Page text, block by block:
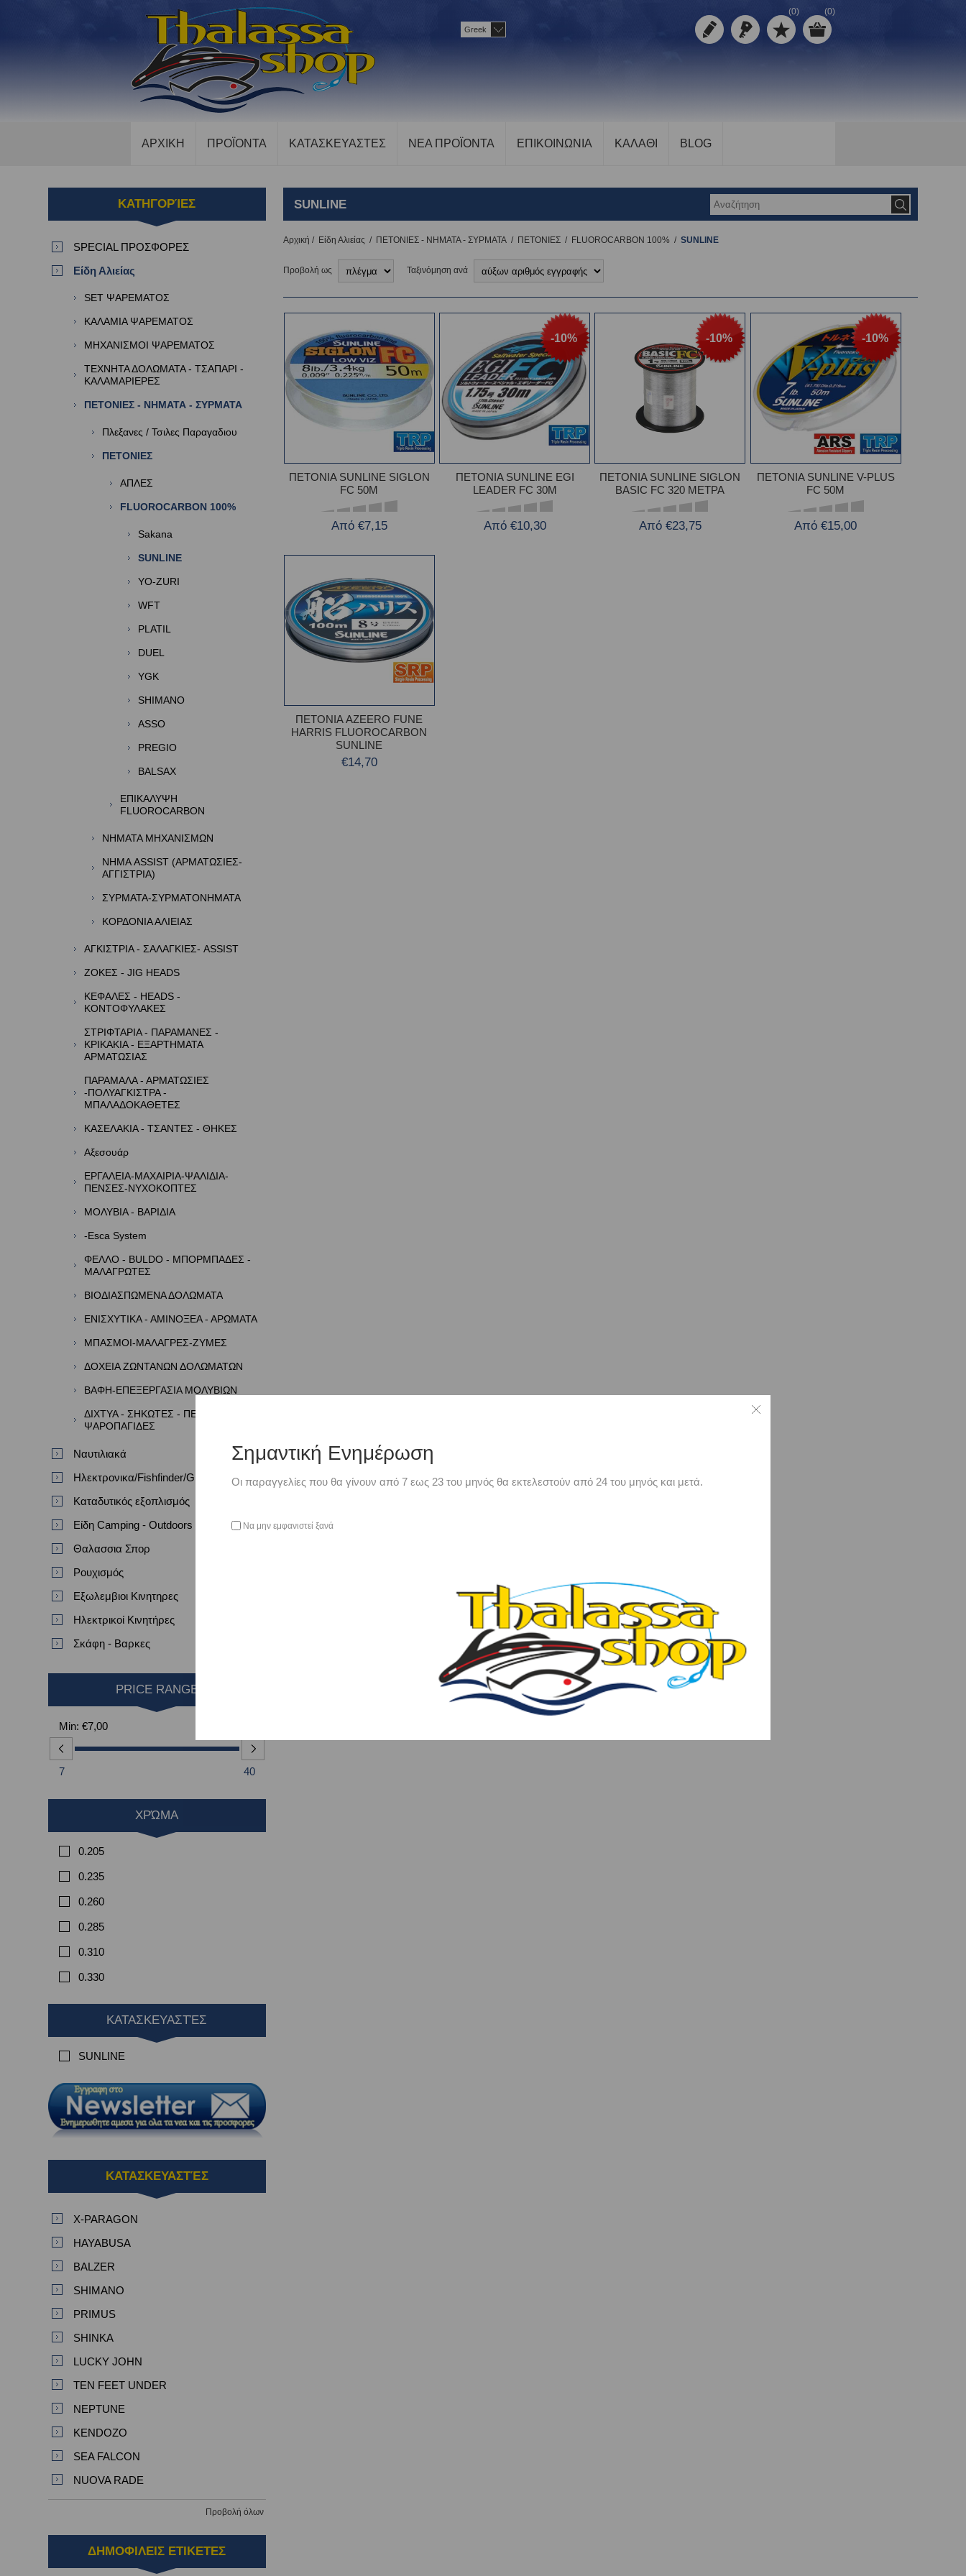
(0) (0)
Greek
ΑΡΧΙΚΗ ΠΡΟΪΟΝΤΑ ΚΑΤΑΣΚΕΥΑΣΤΕΣ ΝΕΑ ΠΡΟΪΟΝΤΑ ΕΠΙΚΟΙΝΩΝΙΑ ΚΑΛΑΘΙ BLOG
SUNLINE
Αρχική / Είδη Αλιείας / ΠΕΤΟΝΙΕΣ - ΝΗΜΑΤΑ - ΣΥΡΜΑΤΑ / ΠΕΤΟΝΙΕΣ / FLUOROCARBON 100% / SUNLINE
Προβολή ως Ταξινόμηση ανά
ΠΕΤΟΝΙΑ SUNLINE SIGLON
FC 50M
Από €7,15
-10%
ΠΕΤΟΝΙΑ SUNLINE EGI
LEADER FC 30M
Από €10,30
-10%
ΠΕΤΟΝΙΑ SUNLINE SIGLON
BASIC FC 320 ΜΕΤΡΑ
Από €23,75
-10%
ΠΕΤΟΝΙΑ SUNLINE V-PLUS
FC 50M
Από €15,00
ΠΕΤΟΝΙΑ AZEERO FUNE
HARRIS FLUOROCARBON
SUNLINE
€14,70
ΚΑΤΗΓΟΡΊΕΣ
SPECIAL ΠΡΟΣΦΟΡΕΣ
Είδη Αλιείας
SET ΨΑΡΕΜΑΤΟΣ
ΚΑΛΑΜΙΑ ΨΑΡΕΜΑΤΟΣ
ΜΗΧΑΝΙΣΜΟΙ ΨΑΡΕΜΑΤΟΣ
ΤΕΧΝΗΤΑ ΔΟΛΩΜΑΤΑ - ΤΣΑΠΑΡΙ -
ΚΑΛΑΜΑΡΙΕΡΕΣ
ΠΕΤΟΝΙΕΣ - ΝΗΜΑΤΑ - ΣΥΡΜΑΤΑ
Πλεξανες / Τσιλες Παραγαδιου
ΠΕΤΟΝΙΕΣ
ΑΠΛΕΣ
FLUOROCARBON 100%
Sakana
SUNLINE
YO-ZURI
WFT
PLATIL
DUEL
YGK
SHIMANO
ASSO
PREGIO
BALSAX
ΕΠΙΚΑΛΥΨΗ
FLUOROCARBON
ΝΗΜΑΤΑ ΜΗΧΑΝΙΣΜΩΝ
ΝΗΜΑ ASSIST (ΑΡΜΑΤΩΣΙΕΣ-
ΑΓΓΙΣΤΡΙΑ)
ΣΥΡΜΑΤΑ-ΣΥΡΜΑΤΟΝΗΜΑΤΑ
ΚΟΡΔΟΝΙΑ ΑΛΙΕΙΑΣ
ΑΓΚΙΣΤΡΙΑ - ΣΑΛΑΓΚΙΕΣ- ASSIST
ΖΟΚΕΣ - JIG HEADS
ΚΕΦΑΛΕΣ - HEADS -
ΚΟΝΤΟΦΥΛΑΚΕΣ
ΣΤΡΙΦΤΑΡΙΑ - ΠΑΡΑΜΑΝΕΣ -
ΚΡΙΚΑΚΙΑ - ΕΞΑΡΤΗΜΑΤΑ
ΑΡΜΑΤΩΣΙΑΣ
ΠΑΡΑΜΑΛΑ - ΑΡΜΑΤΩΣΙΕΣ
-ΠΟΛΥΑΓΚΙΣΤΡΑ -
ΜΠΑΛΑΔΟΚΑΘΕΤΕΣ
ΚΑΣΕΛΑΚΙΑ - ΤΣΑΝΤΕΣ - ΘΗΚΕΣ
Αξεσουάρ
ΕΡΓΑΛΕΙΑ-ΜΑΧΑΙΡΙΑ-ΨΑΛΙΔΙΑ-
ΠΕΝΣΕΣ-ΝΥΧΟΚΟΠΤΕΣ
ΜΟΛΥΒΙΑ - ΒΑΡΙΔΙΑ
-Esca System
ΦΕΛΛΟ - BULDO - ΜΠΟΡΜΠΑΔΕΣ -
ΜΑΛΑΓΡΩΤΕΣ
ΒΙΟΔΙΑΣΠΩΜΕΝΑ ΔΟΛΩΜΑΤΑ
ΕΝΙΣΧΥΤΙΚΑ - ΑΜΙΝΟΞΕΑ - ΑΡΩΜΑΤΑ
ΜΠΑΣΜΟΙ-ΜΑΛΑΓΡΕΣ-ΖΥΜΕΣ
ΔΟΧΕΙΑ ΖΩΝΤΑΝΩΝ ΔΟΛΩΜΑΤΩΝ
ΒΑΦΗ-ΕΠΕΞΕΡΓΑΣΙΑ ΜΟΛΥΒΙΩΝ
ΔΙΧΤΥΑ - ΣΗΚΩΤΕΣ - ΠΕΖΟΒΟΛΑ -
ΨΑΡΟΠΑΓΙΔΕΣ
Ναυτιλιακά
Ηλεκτρονικα/Fishfinder/GPS/VHF
Καταδυτικός εξοπλισμός
Είδη Camping - Outdoors
Θαλασσια Σπορ
Ρουχισμός
Εξωλεμβιοι Κινητηρες
Ηλεκτρικοί Κινητήρες
Σκάφη - Βαρκες
PRICE RANGE
Min: €7,00
7 40
ΧΡΏΜΑ
0.205
0.235
0.260
0.285
0.310
0.330
ΚΑΤΑΣΚΕΥΑΣΤΈΣ
SUNLINE
ΚΑΤΑΣΚΕΥΑΣΤΈΣ
X-PARAGON
HAYABUSA
BALZER
SHIMANO
PRIMUS
SHINKA
LUCKY JOHN
TEN FEET UNDER
NEPTUNE
KENDOZO
SEA FALCON
NUOVA RADE
Προβολή όλων
ΔΗΜΟΦΙΛΕΙΣ ΕΤΙΚΕΤΕΣ
Σημαντική Ενημέρωση
Οι παραγγελίες που θα γίνουν από 7 εως 23 του μηνός θα εκτελεστούν από 24 του μηνός και μετά.
Να μην εμφανιστεί ξανά